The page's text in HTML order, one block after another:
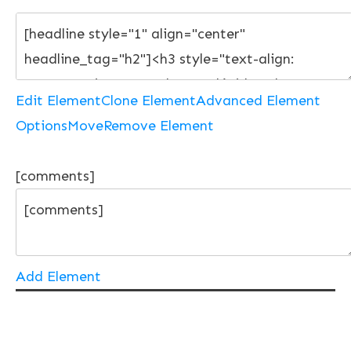
Edit ElementClone ElementAdvanced Element
OptionsMoveRemove Element
[comments]
Add Element